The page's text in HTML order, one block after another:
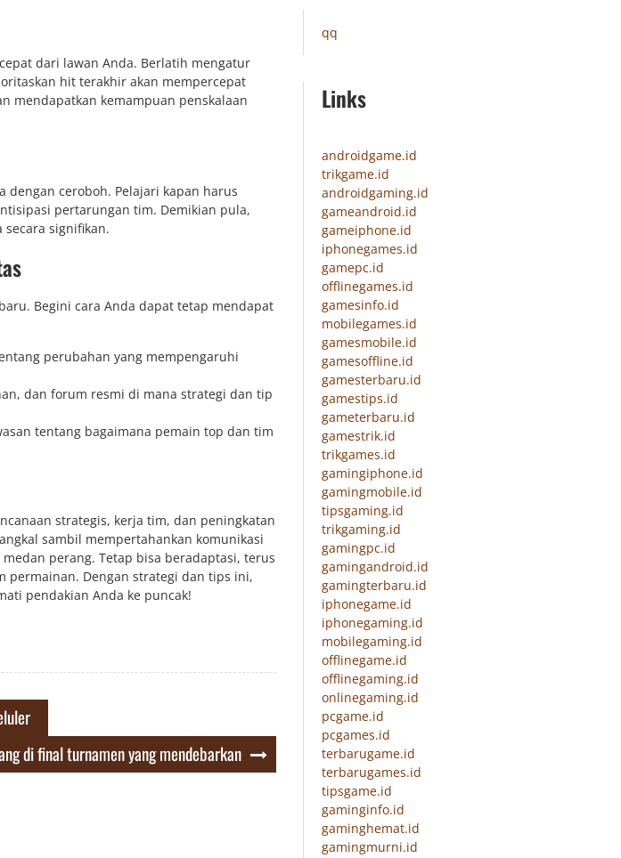
dari lawan Anda. Berlatih mengatur
hit terakhir akan mempercepat
mendapatkan kemampuan penskalaan
dengan ceroboh. Pelajari kapan harus
pertarungan tim. Demikian pula,
signifikan.
Begini cara Anda dapat tetap mendapat
perubahan yang mempengaruhi
dan forum resmi di mana strategi dan tip
tentang bagaimana pemain top dan tim
strategis, kerja tim, dan peningkatan
sambil mempertahankan komunikasi
perang. Tetap bisa beradaptasi, terus
permainan. Dengan strategi dan tips ini,
pendakian Anda ke puncak!
di final turnamen yang mendebarkan
qq
Links
androidgame.id
trikgame.id
androidgaming.id
gameandroid.id
gameiphone.id
iphonegames.id
gamepc.id
offlinegames.id
gamesinfo.id
mobilegames.id
gamesmobile.id
gamesoffline.id
gamesterbaru.id
gamestips.id
gameterbaru.id
gamestrik.id
trikgames.id
gamingiphone.id
gamingmobile.id
tipsgaming.id
trikgaming.id
gamingpc.id
gamingandroid.id
gamingterbaru.id
iphonegame.id
iphonegaming.id
mobilegaming.id
offlinegame.id
offlinegaming.id
onlinegaming.id
pcgame.id
pcgames.id
terbarugame.id
terbarugames.id
tipsgame.id
gaminginfo.id
gaminghemat.id
gamingmurni.id